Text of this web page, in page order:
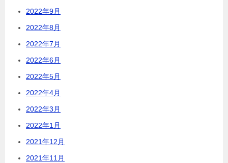
2022年9月
2022年8月
2022年7月
2022年6月
2022年5月
2022年4月
2022年3月
2022年1月
2021年12月
2021年11月